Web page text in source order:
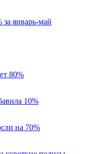
январь-май
80%
10%
на 70%